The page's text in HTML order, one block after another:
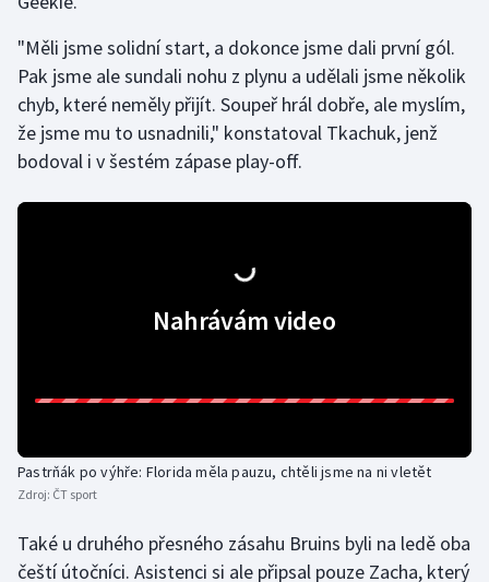
Motorsport
Olympijské hry
Short track
Sportovní střelba
"Měli jsme solidní start, a dokonce jsme dali první gól.
Pak jsme ale sundali nohu z plynu a udělali jsme několik
chyb, které neměly přijít. Soupeř hrál dobře, ale myslím,
že jsme mu to usnadnili," konstatoval Tkachuk, jenž
bodoval i v šestém zápase play-off.
Nahrávám video
Pastrňák po výhře: Florida měla pauzu, chtěli jsme na ni vletět
Zdroj: ČT sport
Také u druhého přesného zásahu Bruins byli na ledě oba
čeští útočníci. Asistenci si ale připsal pouze Zacha, který